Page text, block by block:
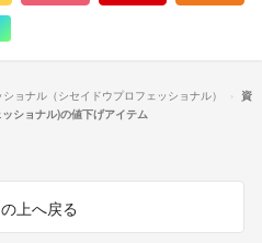
色系
マルチカラー
ョナル（シセイドウプロフェッショナル）
資
ショナル)の値下げアイテム
上へ戻る